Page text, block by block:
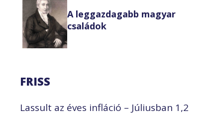
A leggazdagabb magyar
családok
FRISS
Lassult az éves infláció – Júliusban 1,2